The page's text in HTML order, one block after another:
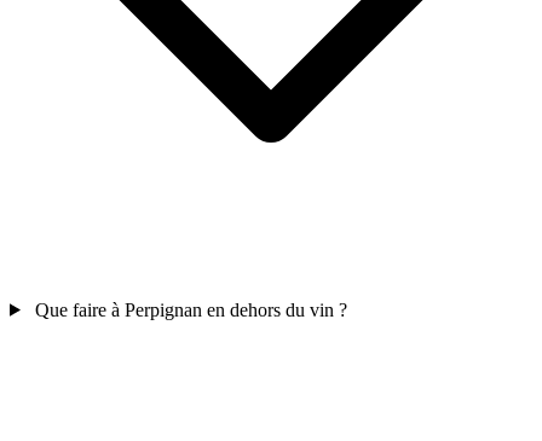
Que faire à Perpignan en dehors du vin ?